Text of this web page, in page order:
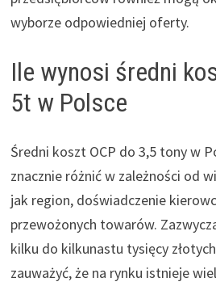
wyborze odpowiedniej oferty.
Ile wynosi średni
5t w Polsce
Średni koszt OCP do 3,5 tony w
znacznie różnić w zależności od
jak region, doświadczenie
przewożonych towarów.
kilku do kilkunastu tysięcy
zauważyć, że na rynku istnieje